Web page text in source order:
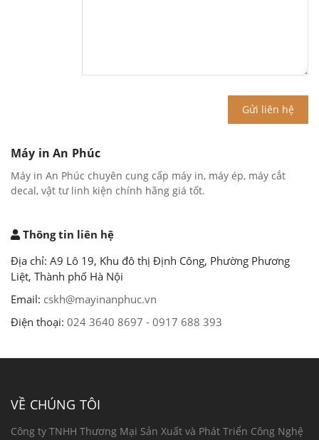
Gửi liên hệ
Máy in An Phúc
Máy in An Phúc chuyên cung cấp máy in, máy ép, máy cắt
decal, vật tư linh kiện chính hãng giá tốt.
Thông tin liên hệ
Địa chỉ: A9 Lô 19, Khu đô thị Định Công, Phường Phương
Liệt, Thành phố Hà Nội
Email: cskh@mayinanphuc.vn
Điện thoại: 024 3640 8697 - 0917 688 393
VỀ CHÚNG TÔI
Công ty TNHH Thương Mại Sản Xuất và Phát Triển Công Nghệ